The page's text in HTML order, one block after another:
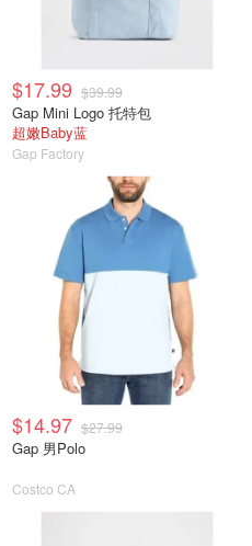
$17.99 $39.99
Gap Mini Logo 托特包
超嫩Baby蓝
Gap Factory
$14.97 $27.99
Gap 男Polo
Costco CA